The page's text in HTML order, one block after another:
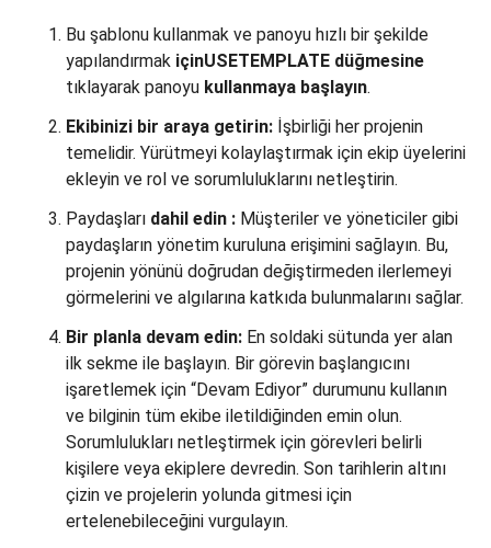
Bu şablonu kullanmak ve panoyu hızlı bir şekilde
yapılandırmak içinUSETEMPLATE düğmesine
tıklayarak panoyu kullanmaya başlayın.
Ekibinizi bir araya getirin: İşbirliği her projenin
temelidir. Yürütmeyi kolaylaştırmak için ekip üyelerini
ekleyin ve rol ve sorumluluklarını netleştirin.
Paydaşları dahil edin : Müşteriler ve yöneticiler gibi
paydaşların yönetim kuruluna erişimini sağlayın. Bu,
projenin yönünü doğrudan değiştirmeden ilerlemeyi
görmelerini ve algılarına katkıda bulunmalarını sağlar.
Bir planla devam edin: En soldaki sütunda yer alan
ilk sekme ile başlayın. Bir görevin başlangıcını
işaretlemek için “Devam Ediyor” durumunu kullanın
ve bilginin tüm ekibe iletildiğinden emin olun.
Sorumlulukları netleştirmek için görevleri belirli
kişilere veya ekiplere devredin. Son tarihlerin altını
çizin ve projelerin yolunda gitmesi için
ertelenebileceğini vurgulayın.